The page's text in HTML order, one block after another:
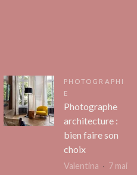
PHOTOGRAPHI
E
Photographe
architecture :
bien faire son
choix
Valentina
7 mai